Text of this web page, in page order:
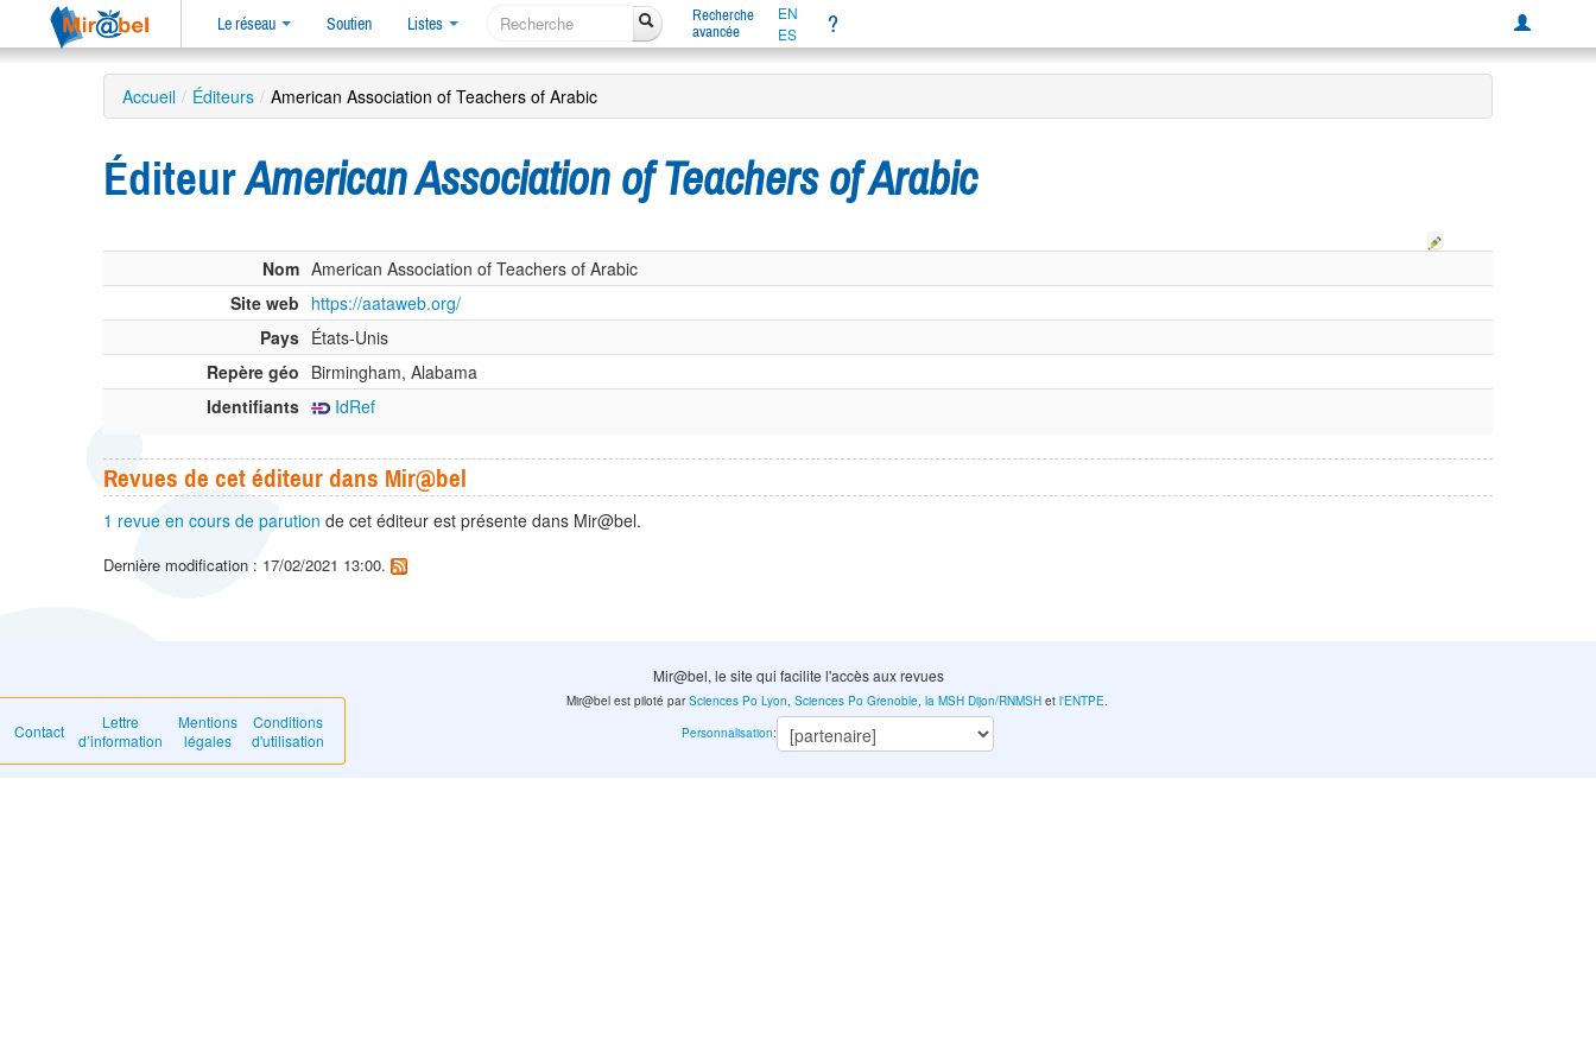
Le réseau Soutien Listes
Recherche
avancée
EN
ES
?
Accueil / Éditeurs / American Association of Teachers of Arabic
ÉditeurAmerican Association of Teachers of Arabic
Nom American Association of Teachers of Arabic
Site web https://aataweb.org/
Pays États-Unis
Repère géo Birmingham, Alabama
Identifiants
IdRef
Revues de cet éditeur dans Mir@bel
1 revue en cours de parution de cet éditeur est présente dans Mir@bel.
Dernière modification : 17/02/2021 13:00.
Mir@bel, le site qui facilite l'accès aux revues
Contact
Lettre
d’information
Mentions
légales
Conditions
d'utilisation
Mir@bel est piloté parSciences Po Lyon,Sciences Po Grenoble,la MSH Dijon/RNMSH etl'ENTPE.
Personnalisation: